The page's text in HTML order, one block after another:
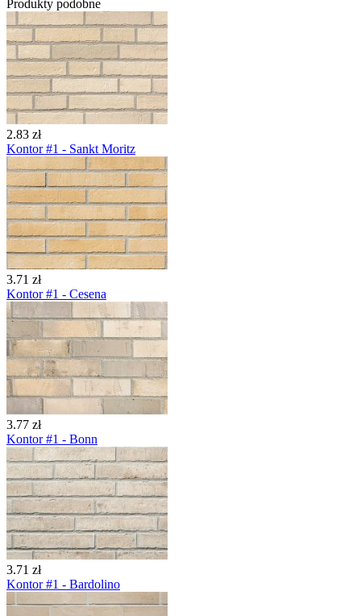
Produkty podobne
2.83 zł
Kontor #1 - Sankt Moritz
3.71 zł
Kontor #1 - Cesena
3.77 zł
Kontor #1 - Bonn
3.71 zł
Kontor #1 - Bardolino